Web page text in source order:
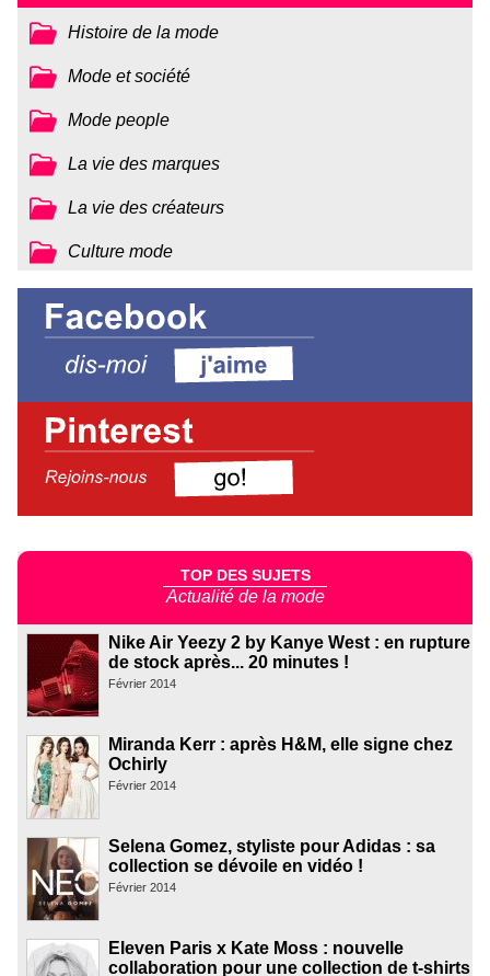
Histoire de la mode
Mode et société
Mode people
La vie des marques
La vie des créateurs
Culture mode
TOP DES SUJETS
Actualité de la mode
Nike Air Yeezy 2 by Kanye West : en rupture
de stock après... 20 minutes !
Février 2014
Miranda Kerr : après H&M, elle signe chez
Ochirly
Février 2014
Selena Gomez, styliste pour Adidas : sa
collection se dévoile en vidéo !
Février 2014
Eleven Paris x Kate Moss : nouvelle
collaboration pour une collection de t-shirts